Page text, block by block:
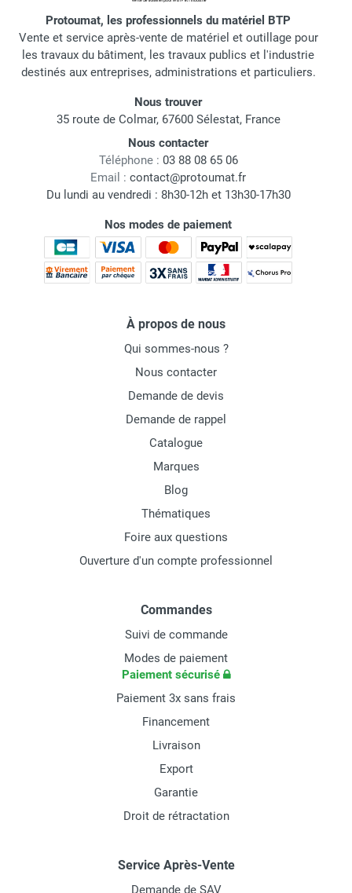
Protoumat, les professionnels du matériel BTP
Vente et service après-vente de matériel et outillage pour
les travaux du bâtiment, les travaux publics et l'industrie
destinés aux entreprises, administrations et particuliers.
Nous trouver
35 route de Colmar, 67600 Sélestat, France
Nous contacter
Téléphone : 03 88 08 65 06
Email : contact@protoumat.fr
Du lundi au vendredi : 8h30-12h et 13h30-17h30
Nos modes de paiement
À propos de nous
Qui sommes-nous ?
Nous contacter
Demande de devis
Demande de rappel
Catalogue
Marques
Blog
Thématiques
Foire aux questions
Ouverture d'un compte professionnel
Commandes
Suivi de commande
Modes de paiement
Paiement sécurisé
Paiement 3x sans frais
Financement
Livraison
Export
Garantie
Droit de rétractation
Service Après-Vente
Demande de SAV